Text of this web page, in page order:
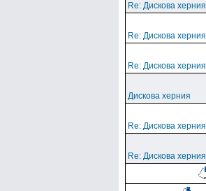
Re: Дискова херния
Re: Дискова херния
Re: Дискова херния
Дискова херния
Re: Дискова херния
Re: Дискова херния